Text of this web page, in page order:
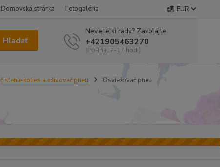
Domovská stránka Fotogaléria EUR
Hľadať
Neviete si rady? Zavolajte.
+421905463270
(Po-Pia, 7-17 hod.)
čistenie kolies a oživovač pneu Osviežovač pneu